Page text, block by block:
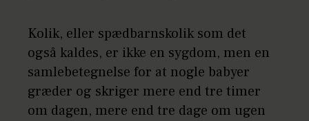
Kolik, eller spædbarnskolik som det
også kaldes, er ikke en sygdom, men en
samlebetegnelse for at nogle babyer
græder og skriger mere end tre timer
om dagen, mere end tre dage om ugen